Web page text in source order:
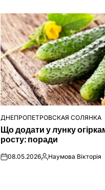
ОПУБЛІКУВАТИ
У
ДНЕПРОПЕТРОВСКАЯ СОЛЯНКА
Що додати у лунку
росту: поради
on08.05.2026Опубліковано
Наумова Вікторія